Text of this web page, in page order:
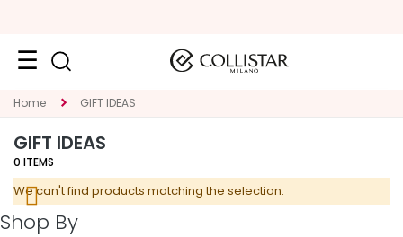
Face
C
A
T
E
G
Home GIFT IDEAS
GIFT IDEAS
0 ITEMS
We can't find products matching the selection.
Shop By